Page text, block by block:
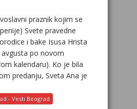
praznik kojim se
Svete pravedne
i bake Isusa Hrista
avgusta po novom
kalendaru). Ko je bila
predanju, Sveta Ana je
- Vesti Beograd